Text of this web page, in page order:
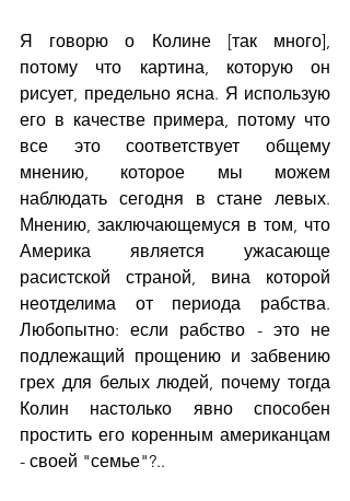
Я говорю о Колине [так много],
потому что картина, которую он
рисует, предельно ясна. Я использую
его в качестве примера, потому что
все это соответствует общему
мнению, которое мы можем
наблюдать сегодня в стане левых.
Мнению, заключающемуся в том, что
Америка является ужасающе
расистской страной, вина которой
неотделима от периода рабства.
Любопытно: если рабство - это не
подлежащий прощению и забвению
грех для белых людей, почему тогда
Колин настолько явно способен
простить его коренным американцам
- своей "семье"?..